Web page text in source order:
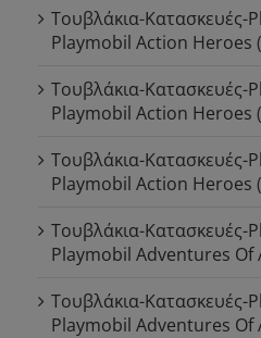
Τουβλάκια-Κατασκευές-
Playmobil Action Heroes
Τουβλάκια-Κατασκευές-
Playmobil Action Heroes
Τουβλάκια-Κατασκευές-
Playmobil Action Heroes
Τουβλάκια-Κατασκευές-
Playmobil Adventures Of
Τουβλάκια-Κατασκευές-
Playmobil Adventures Of